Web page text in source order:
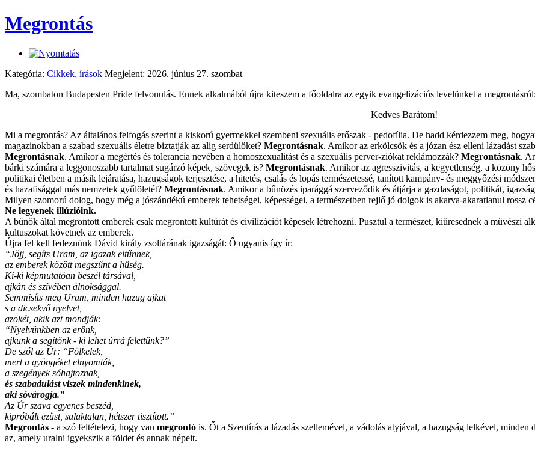
Megrontás
Kategória: Cikkek, írások Megjelent: 2026. június 27. szombat
Ma, szombaton Budapesten Pride felvonulás. Ennek alkalmából újra kiteszem a főoldalra az egyik evangelizációs levelünket a megrontásról:
Kedves Barátom!
Mi a megrontás? Az általános felfogás szerint a kiskorú gyermekkel szembeni szexuális erőszak - pedofília. De hadd kérdezzem meg,
magazinokban a szabad szexuális életre biztatják az alig serdülőket? Megrontásnak. Amikor az erkölcsök és a józan ész elleni lázadást
Megrontásnak. Amikor a megértés és tolerancia nevében a homoszexualitást és a szexuális perver-ziókat reklámozzák? Megrontásnak.
bárki számára a leggonoszabb tartalmat sugárzó képek, szövegek is? Megrontásnak. Amikor az agresszivitás, a kegyetlenség, a közöny
politikai életben a másik lejáratása, hazugságok terjesztése, a hitetés, csalás és lopás természetessé, tanított kampány- és meggyőzési
és hazafisággal más nemzetek gyűlöletét? Megrontásnak. Amikor a bűnözés iparággá szerveződik és átjárja a gazdaságot, politikát,
Milyen szomorú dolog, hogy még a jószándékú emberek tehetségei, képességei, a természetben rejlő jó dolgok is akarva-akaratlanul rossz
Ne legyenek illúzióink.
A bűnök által megrontott emberek csak megrontott kultúrát és civilizációt képesek létrehozni. Pusztul a természet, kiüresednek a művészi
kultuszokat követnek az emberek.
Újra fel kell fedeznünk Dávid király zsoltárának igazságát: Ő ugyanis így ír:
“Jöjj, segíts Uram, az igazak eltűnnek,
az emberek között megszűnt a hűség.
Ki-ki képmutatóan beszél társával,
ajkán és szívében álnoksággal.
Semmisíts meg Uram, minden hazug ajkat
s a dicsekvő nyelvet,
azokét, akik azt mondják:
“Nyelvünkben az erőnk,
ajkunk a segítőnk - ki lehet úrrá felettünk?”
De szól az Úr: “Fölkelek,
mert a gyöngéket elnyomták,
a szegények sóhajtoznak,
és szabadulást viszek mindenkinek,
aki sóvárogja.”
Az Úr szava egyenes beszéd,
kipróbált ezüst, salaktalan, hétszer tisztított.”
Megrontás - a szó feltételezi, hogy van megrontó is. Őt a Szentírás a lázadás szellemével, a vádolás atyjával, a hazugság lelkével,
az, amely uralni igyekszik a földet és annak népeit.